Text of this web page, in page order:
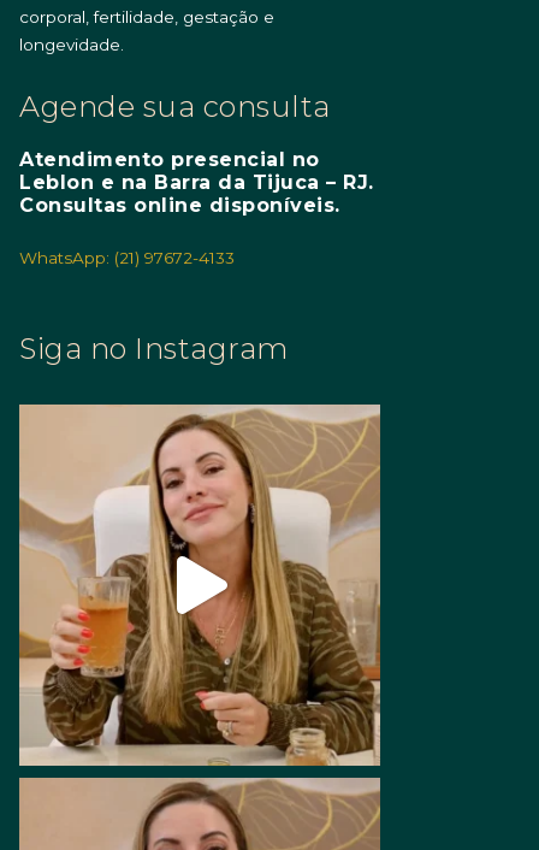
corporal, fertilidade, gestação e
longevidade.
Agende sua consulta
Atendimento presencial no
Leblon e na Barra da Tijuca – RJ.
Consultas online disponíveis.
WhatsApp: (21) 97672-4133
Siga no Instagram